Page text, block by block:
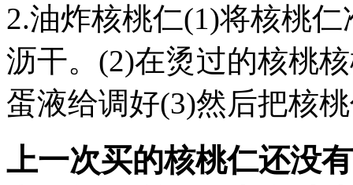
2.油炸核桃仁(1)将核桃
沥干。(2)在烫过的核桃
蛋液给调好(3)然后把核
上一次买的核桃仁还没